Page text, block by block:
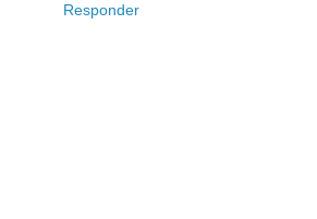
Responder